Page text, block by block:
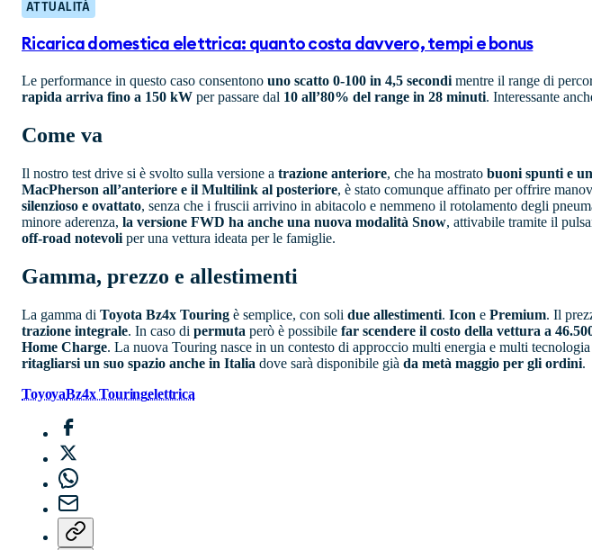
ATTUALITÀ
Ricarica domestica elettrica: quanto costa davvero, tempi e bonus
Le performance in questo caso consentono uno scatto 0-100 in 4,5 secondi mentre il range di
rapida arriva fino a 150 kW per passare dal 10 all’80% del range in 28 minuti. Interessante
Come va
Il nostro test drive si è svolto sulla versione a trazione anteriore, che ha mostrato buoni spunti e
MacPherson all’anteriore e il Multilink al posteriore, è stato comunque affinato per offrire
silenzioso e ovattato, senza che i fruscii arrivino in abitacolo e nemmeno il rotolamento degli
minore aderenza, la versione FWD ha anche una nuova modalità Snow, attivabile tramite il
off-road notevoli per una vettura ideata per le famiglie.
Gamma, prezzo e allestimenti
La gamma di Toyota Bz4x Touring è semplice, con soli due allestimenti. Icon e Premium. Il
trazione integrale. In caso di permuta però è possibile far scendere il costo della vettura a
Home Charge. La nuova Touring nasce in un contesto di approccio multi energia e multi
ritagliarsi un suo spazio anche in Italia dove sarà disponibile già da metà maggio per gli ordini.
ToyoyaBz4x Touringelettrica